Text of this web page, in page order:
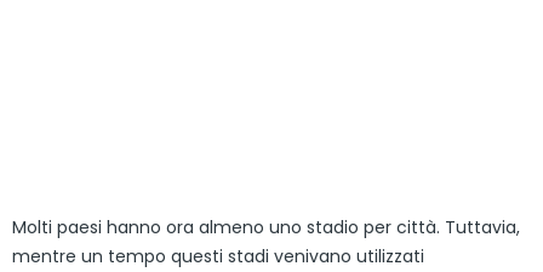
Molti paesi hanno ora almeno uno stadio per città. Tuttavia,
mentre un tempo questi stadi venivano utilizzati